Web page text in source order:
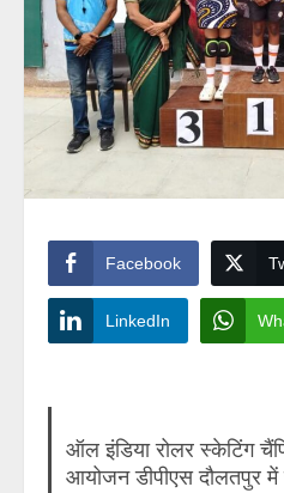
Facebook
LinkedIn
ऑल इंडिया रोलर स्केटिंग
आयोजन डीपीएस दौलतपुर में